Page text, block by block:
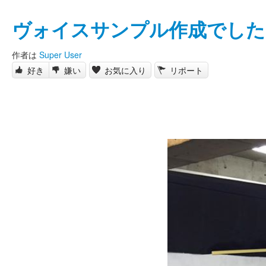
ヴォイスサンプル作成でし
作者は Super User
好き
嫌い お気に入り リポート